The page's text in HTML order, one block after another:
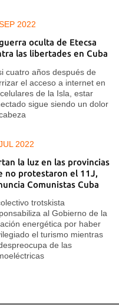
2022
oculta de Etecsa
las libertades en Cuba
cuatro años después de
el acceso a internet en
de la Isla, estar
sigue siendo un dolor
2022
la luz en las provincias
no protestaron el 11J,
Comunistas Cuba
trotskista
al Gobierno de la
energética por haber
el turismo mientras
de las